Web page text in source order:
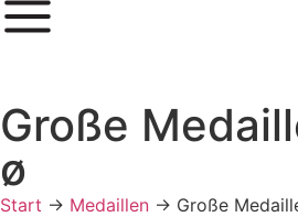
Große
ø
Start → Medaillen → Große